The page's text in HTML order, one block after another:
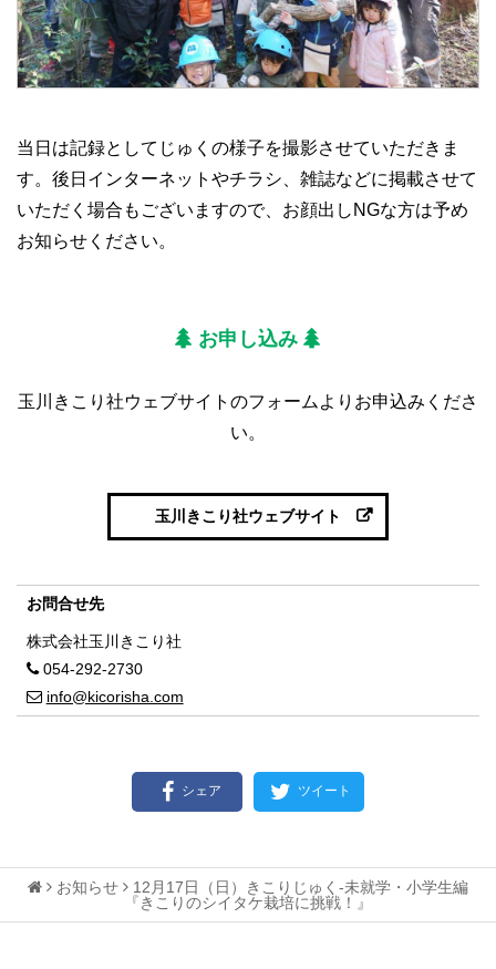
当日は記録としてじゅくの様子を撮影させていただきま
す。後日インターネットやチラシ、雑誌などに掲載させて
いただく場合もございますので、お顔出しNGな方は予め
お知らせください。
お申し込み
玉川きこり社ウェブサイトのフォームよりお申込みくださ
い。
玉川きこり社ウェブサイト
お問合せ先
株式会社玉川きこり社
054-292-2730
info@kicorisha.com
シェア ツイート
お知らせ
12月17日（日）きこりじゅく-未就学・小学生編
『きこりのシイタケ栽培に挑戦！』